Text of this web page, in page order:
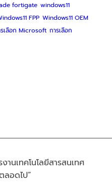
fortigate windows11
FPP Windows11 OEM
เลือก Microsoft การเลือก
านเทคโนโลยีสารสนเทศ
ลอดไป”